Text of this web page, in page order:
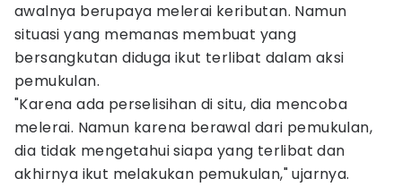
awalnya berupaya melerai keributan. Namun
situasi yang memanas membuat yang
bersangkutan diduga ikut terlibat dalam aksi
pemukulan.
"Karena ada perselisihan di situ, dia mencoba
melerai. Namun karena berawal dari pemukulan,
dia tidak mengetahui siapa yang terlibat dan
akhirnya ikut melakukan pemukulan," ujarnya.